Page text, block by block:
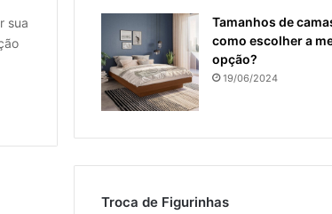
sua
Tamanhos de
como escolher a
opção?
19/06/2024
Troca de Figurinhas